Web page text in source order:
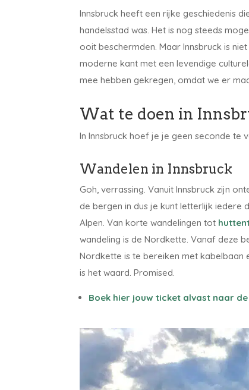
Innsbruck heeft een rijke geschiedenis
handelsstad was. Het is nog steeds
ooit beschermden. Maar Innsbruck is
moderne kant met een levendige
mee hebben gekregen, omdat we er
Wat te doen in
In Innsbruck hoef je je geen seconde te
Wandelen in Innsbruck
Goh, verrassing. Vanuit Innsbruck zijn
de bergen in dus je kunt letterlijk iedere
Alpen. Van korte wandelingen tot
wandeling is de Nordkette. Vanaf deze
Nordkette is te bereiken met kabelbaan
is het waard. Promised.
Boek hier jouw ticket alvast naar